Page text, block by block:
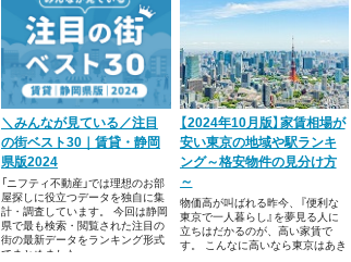
＼みんなが見ている／注目
の街ベスト30｜賃貸・静岡
県版2024
「ニフティ不動産」では理想のお部
屋探しに役立つデータを独自に集
計・調査しています。 今回は静岡
県で最も検索・閲覧された注目の
街の最新データをランキング形式
でまとめました。
【2024年10月版】家賃相場が
安い東京の地域や駅ランキ
ング～格安物件の見分け方
～
物価高が叫ばれる昨今、『便利な
東京で一人暮らし』を夢見る人に
立ちはだかるのが、高い家賃で
す。 こんなに高いなら東京はあき